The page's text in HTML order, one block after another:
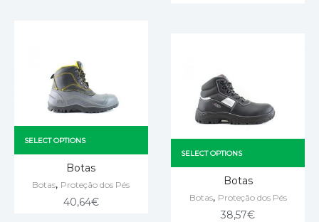
SELECT OPTIONS
Botas
Botas, Proteção dos Pés
40,64€
SELECT OPTIONS
Botas
Botas, Proteção dos Pés
38,57€